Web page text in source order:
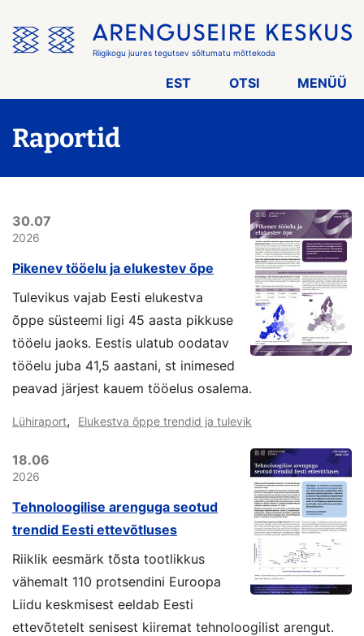
menüü
vahele
Riigikogu juures tegutsev sõltumatu mõttekoda
EST OTSI MENÜÜ
Raportid
30.07
2026
Pikenev tööelu ja elukestev õpe
Tulevikus vajab Eesti elukestva
õppe süsteemi ligi 45 aasta pikkuse
tööelu jaoks. Eestis ulatub oodatav
tööelu juba 41,5 aastani, st inimesed
peavad järjest kauem tööelus osalema.
Lühiraport, Elukestva õppe trendid ja tulevik
18.06
2026
Tehnoloogilise arenguga seotud
trendid Eesti ettevõtluses
Riiklik eesmärk tõsta tootlikkus
vähemalt 110 protsendini Euroopa
Liidu keskmisest eeldab Eesti
ettevõtetelt senisest kiiremat tehnoloogilist arengut.